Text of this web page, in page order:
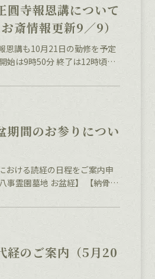
寺報恩講について
お斎情報更新9／9）
恩講も10月21日の勤修を予定
始は9時50分 終了は12時頃の
せん。 当日おこしいただいた
期間のお参りについ
おける読経の日程をご案内申
事霊園墓地 お盆経】 【納骨壇
骨堂） お盆経】 なお、初盆の
経のご案内（5月20